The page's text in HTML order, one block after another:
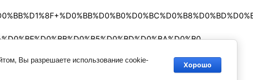
Вы разрешаете использование cookie-
Хорошо